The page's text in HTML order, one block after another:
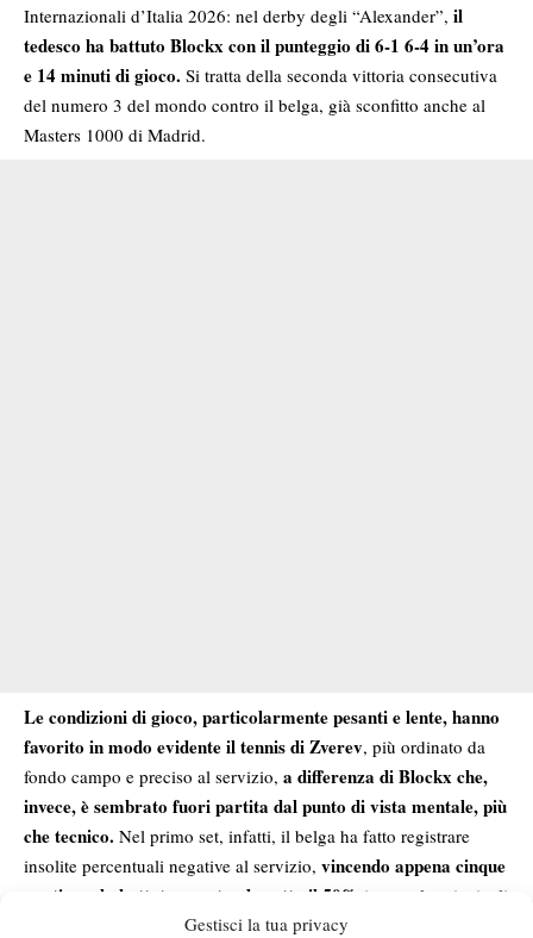
Gestisci la tua privacy
Internazionali d’Italia 2026: nel derby degli “Alexander”, il
tedesco ha battuto Blockx con il punteggio di 6-1 6-4 in un’ora
e 14 minuti di gioco. Si tratta della seconda vittoria consecutiva
del numero 3 del mondo contro il belga, già sconfitto anche al
Masters 1000 di Madrid.
Le condizioni di gioco, particolarmente pesanti e lente, hanno
favorito in modo evidente il tennis di Zverev, più ordinato da
fondo campo e preciso al servizio, a differenza di Blockx che,
invece, è sembrato fuori partita dal punto di vista mentale, più
che tecnico. Nel primo set, infatti, il belga ha fatto registrare
insolite percentuali negative al servizio, vincendo appena cinque
punti con la battuta e restando sotto il 50% in tutte le principali
statistiche del fondamentale, il tutto accompagnato da numerosi e